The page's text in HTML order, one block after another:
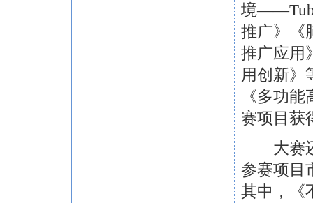
境
推广》《
推广应用
用创新》
《多功
赛项目获
大赛还
参赛项目
其中，《